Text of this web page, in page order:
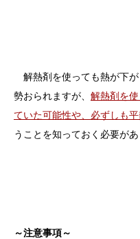
解熱剤を使っても熱が下
勢おられますが、 解熱剤を
ていた可能性や、必ずしも
うことを知っておく必要があ
～注意事項～